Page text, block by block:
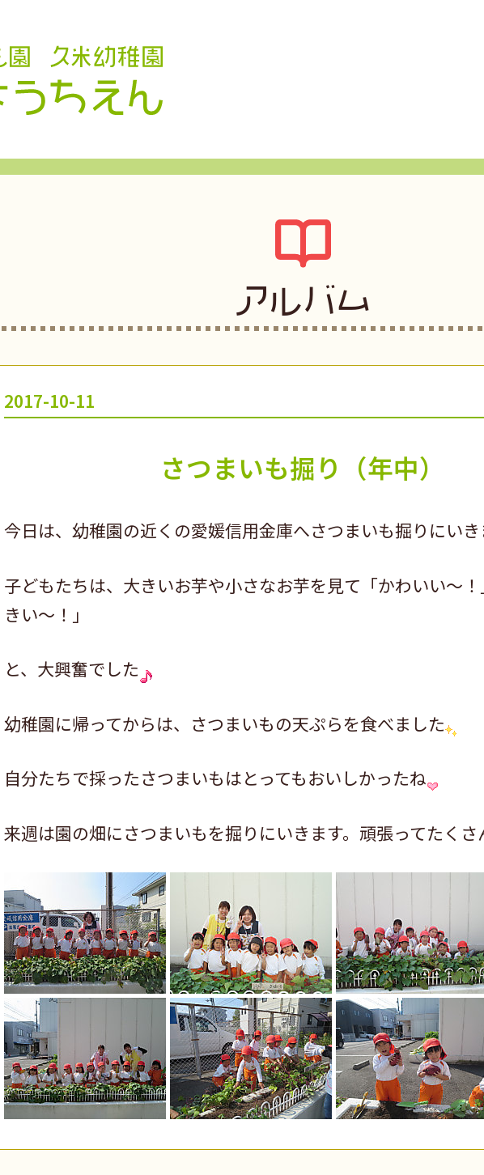
アルバム
2017-10-11
さつまいも掘り（年中）
今日は、幼稚園の近くの愛媛信用金庫へさつまいも掘りにい
子どもたちは、大きいお芋や小さなお芋を見て「かわいい～
きい～！」
と、大興奮でした
幼稚園に帰ってからは、さつまいもの天ぷらを食べました
自分たちで採ったさつまいもはとってもおいしかったね
来週は園の畑にさつまいもを掘りにいきます。頑張ってたくさ